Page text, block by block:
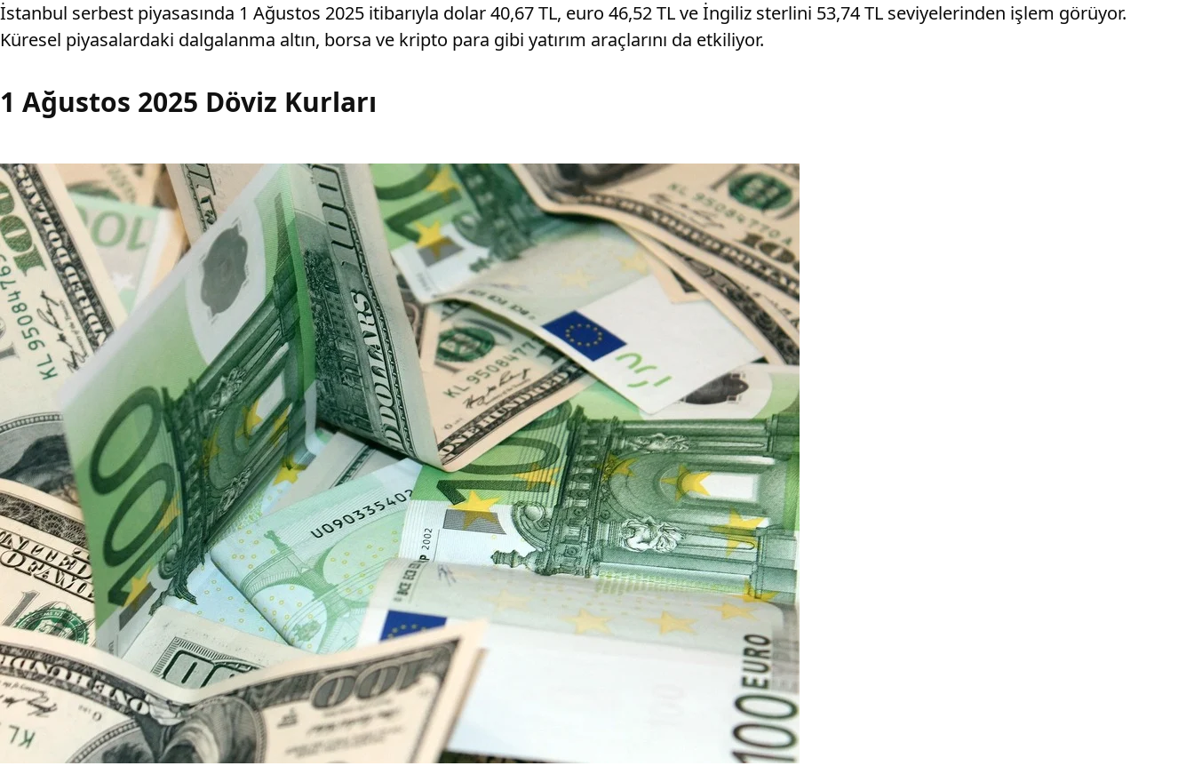
İstanbul serbest piyasasında 1 Ağustos 2025 itibarıyla dolar 40,67 TL, euro 46,52 TL ve İngiliz sterlini 53,74 TL seviyelerinden işlem görüyor.
Küresel piyasalardaki dalgalanma altın, borsa ve kripto para gibi yatırım araçlarını da etkiliyor.
1 Ağustos 2025 Döviz Kurları